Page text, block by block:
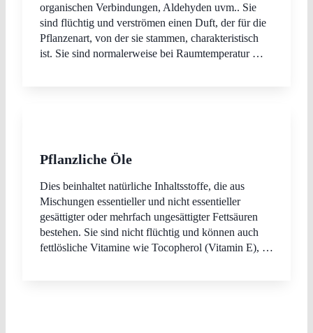
organischen Verbindungen, Aldehyden uvm.. Sie
sind flüchtig und verströmen einen Duft, der für die
Pflanzenart, von der sie stammen, charakteristisch
ist. Sie sind normalerweise bei Raumtemperatur …
Pflanzliche Öle
Dies beinhaltet natürliche Inhaltsstoffe, die aus
Mischungen essentieller und nicht essentieller
gesättigter oder mehrfach ungesättigter Fettsäuren
bestehen. Sie sind nicht flüchtig und können auch
fettlösliche Vitamine wie Tocopherol (Vitamin E), …